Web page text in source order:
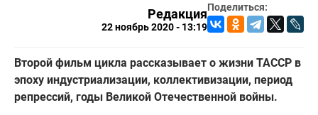
Поделиться:
Редакция
22 ноябрь 2020 - 13:19
Второй фильм цикла рассказывает о жизни ТАССР в
эпоху индустриализации, коллективизации, период
репрессий, годы Великой Отечественной войны.